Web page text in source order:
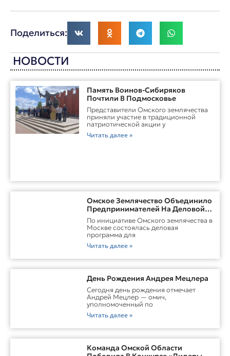
Поделиться:
НОВОСТИ
Память Воинов-Сибиряков
Почтили В Подмосковье
Представители Омского землячества
приняли участие в традиционной
патриотической акции у
Читать далее »
Омское Землячество Объединило
Предпринимателей На Деловой
Встрече В Москве
По инициативе Омского землячества в
Москве состоялась деловая
программа для
Читать далее »
День Рождения Андрея Мецлера
Сегодня день рождения отмечает
Андрей Мецлер — омич,
уполномоченный по
Читать далее »
Команда Омской Области